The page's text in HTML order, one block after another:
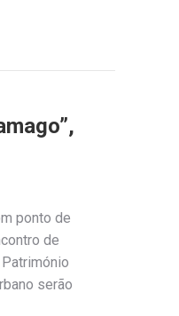
ponto de
de
serão